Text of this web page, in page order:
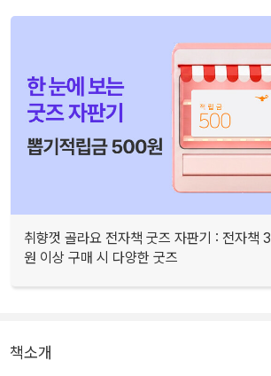
취향껏 골라요 전자책 굿즈 자판기 : 전자책
원 이상 구매 시 다양한 굿즈
책소개